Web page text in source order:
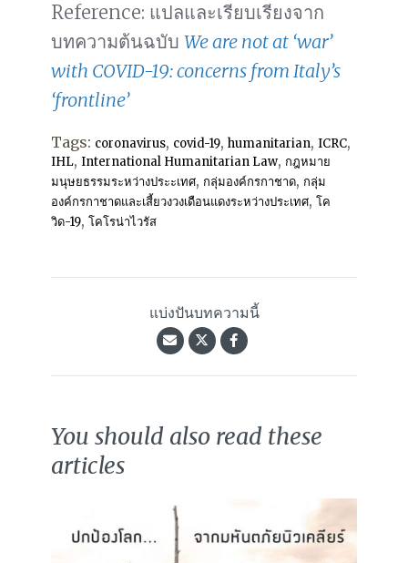
Reference: แปลและเรียบเรียงจาก
บทความต้นฉบับ We are not at ‘war’
with COVID-19: concerns from Italy’s
‘frontline’
Tags: coronavirus, covid-19, humanitarian, ICRC,
IHL, International Humanitarian Law, กฎหมาย
มนุษยธรรมระหว่างประะเทศ, กลุ่มองค์กรกาชาด, กลุ่ม
องค์กรกาชาดและเสี้ยวงวงเดือนแดงระหว่างประเทศ, โค
วิด-19, โคโรน่าไวรัส
แบ่งปันบทความนี้
You should also read these
articles